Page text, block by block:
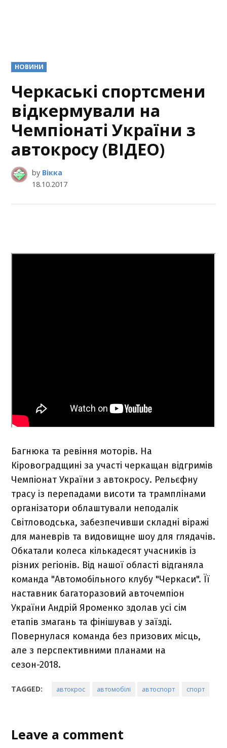
POSTED
IN
НОВИНИ
Черкаські спортсмени
відкермували на
Чемпіонаті України з
автокросу (ВІДЕО)
by Вікка
18.10.2017
Багнюка та ревіння моторів. На
Кіровоградщині за участі черкащан відгримів
Чемпіонат України з автокросу. Рельєфну
трасу із перепадами висоти та трамплінами
організатори облаштували неподалік
Світловодська, забезпечивши складні віражі
для маневрів та видовищне шоу для глядачів.
Обкатали колеса кількадесят учасників із
різних регіонів. Від нашої області відганяла
команда "Автомобільного клубу "Черкаси". Її
наставник багаторазовий авточемпіон
України Андрій Яроменко здолав усі сім
етапів змагань та фінішував у заїзді.
Повернулася команда без призових місць,
але з перспективними планами на
сезон-2018.
TAGGED: автокрос автомобілі автоспорт спорт
Leave a comment